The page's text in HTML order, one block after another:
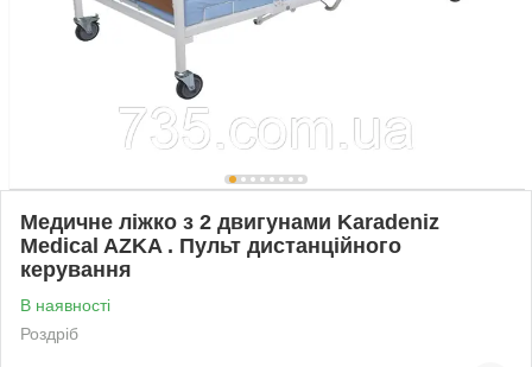
Медичне ліжко з 2 двигунами Karadeniz
Medical AZKA . Пульт дистанційного
керування
В наявності
Роздріб